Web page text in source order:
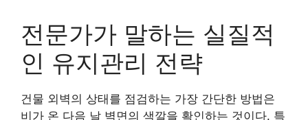
전문가가 말하는 실질적
인 유지관리 전략
건물 외벽의 상태를 점검하는 가장 간단한 방법은
비가 온 다음 날 벽면의 색깔을 확인하는 것이다. 특